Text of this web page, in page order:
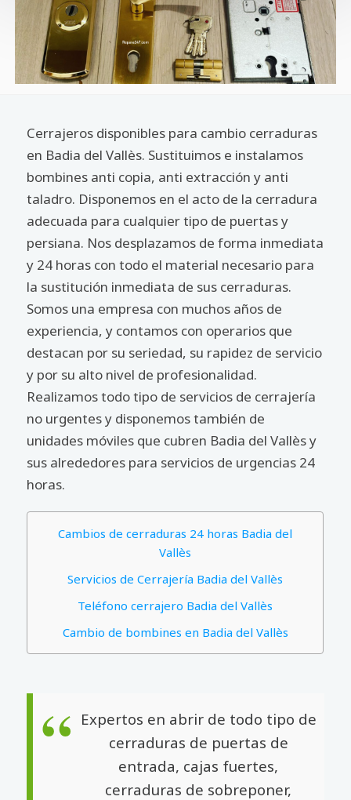
Cerrajeros disponibles para cambio cerraduras
en Badia del Vallès. Sustituimos e instalamos
bombines anti copia, anti extracción y anti
taladro. Disponemos en el acto de la cerradura
adecuada para cualquier tipo de puertas y
persiana. Nos desplazamos de forma inmediata
y 24 horas con todo el material necesario para
la sustitución inmediata de sus cerraduras.
Somos una empresa con muchos años de
experiencia, y contamos con operarios que
destacan por su seriedad, su rapidez de servicio
y por su alto nivel de profesionalidad.
Realizamos todo tipo de servicios de cerrajería
no urgentes y disponemos también de
unidades móviles que cubren Badia del Vallès y
sus alrededores para servicios de urgencias 24
horas.
Cambios de cerraduras 24 horas Badia del
Vallès
Servicios de Cerrajería Badia del Vallès
Teléfono cerrajero Badia del Vallès
Cambio de bombines en Badia del Vallès
Expertos en abrir de todo tipo de
cerraduras de puertas de
entrada, cajas fuertes,
cerraduras de sobreponer,